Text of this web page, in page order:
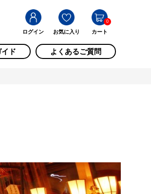
ログイン お気に入り カート
0
ド よくあるご質問